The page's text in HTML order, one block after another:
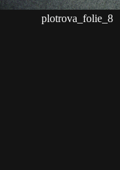
plotrova_folie_8